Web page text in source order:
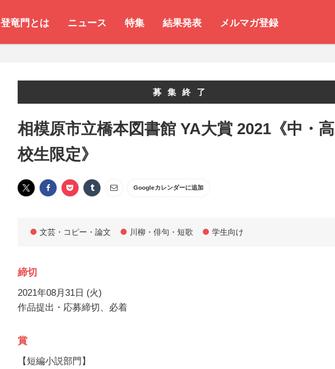
登竜門とは ニュース 特集 結果発表 メルマガ登録
募集終了
相模原市立橋本図書館 YA大賞 2021《中・高
校生限定》
Googleカレンダーに追加
文芸・コピー・論文 川柳・俳句・短歌 学生向け
締切
2021年08月31日 (火)
作品提出・応募締切、必着
賞
【短編小説部門】